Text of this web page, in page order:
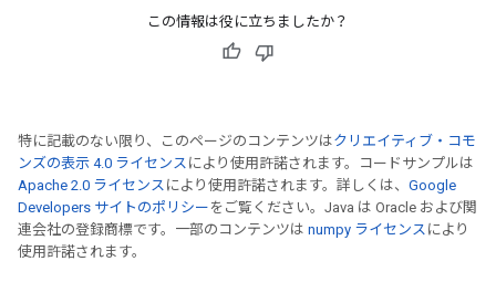
この情報は役に立ちましたか？
特に記載のない限り、このページのコンテンツはクリエイティブ・コモ
ンズの表示 4.0 ライセンス により使用許諾されます。コードサンプルは
Apache 2.0 ライセンス により使用許諾されます。詳しくは、 Google
Developers サイトのポリシー をご覧ください。Java は Oracle および関
連会社の登録商標です。一部のコンテンツは numpy ライセンス により
使用許諾されます。